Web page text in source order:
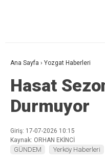
Ana Sayfa › Yozgat Haberleri
Hasat
Durmuyor
Giriş: 17-07-2026 10:15
Kaynak: ORHAN EKİNCİ
GÜNDEM Yerköy Haberleri